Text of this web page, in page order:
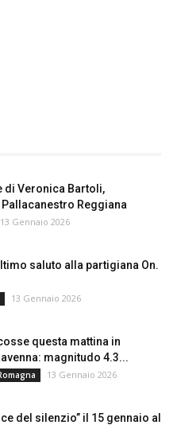
di Veronica Bartoli,
Reggiana
13 Gennaio 2026
saluto alla partigiana On.
13 Gennaio 2026
questa mattina in
magnitudo 4.3...
13 Gennaio 2026
del silenzio” il 15 gennaio al